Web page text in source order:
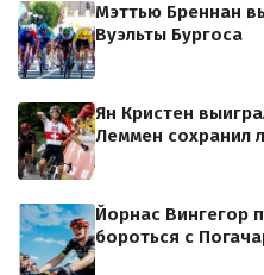
Мэттью Бреннан
Вуэльты Бургоса
Ян Кристен
Леммен сохранил
Йорнас Вингегор
бороться с